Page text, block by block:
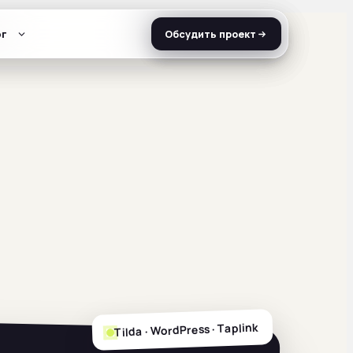
Обсудить проект
Обсудить проект
Tilda · WordPress · Taplink
Обсудить проект